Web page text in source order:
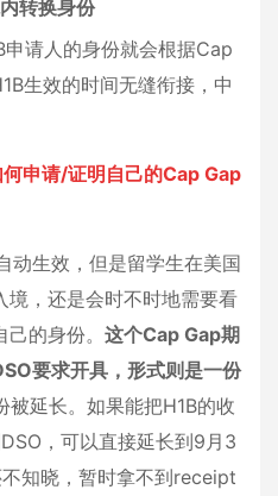
转换身份
申请人的身份就会根据Cap
生效的时间无缝衔接，中
申请/证明自己的Cap Gap
动生效，但是留学生在美国
境，还是会时不时地需要看
的身份。 这个Cap Gap期
要求开具，形式则是一份
被延长。如果能把H1B的收
，可以直接延长到9月3
知晓，暂时拿不到receipt